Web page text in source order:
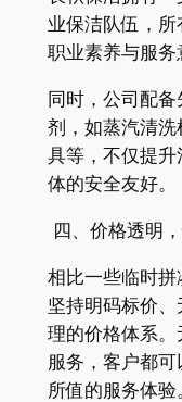
业保洁队伍，
职业素养与服务
同时，公司配
剂，如蒸汽清
具等，不仅提升
体的安全友好。
四、价格透明
相比一些临时
坚持明码标价
理的价格体系。
服务，客户都
所值的服务体验